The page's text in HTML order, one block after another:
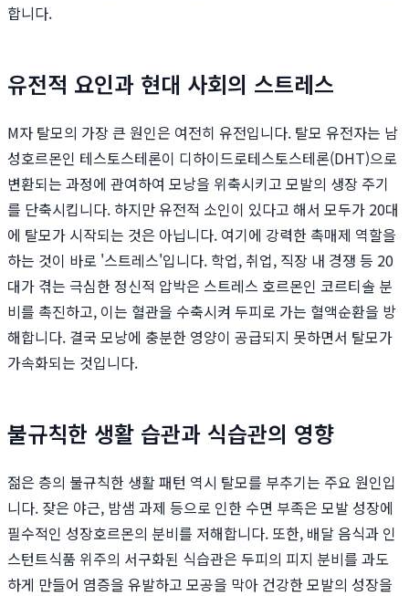
합니다.
유전적 요인과 현대 사회의 스트레스
M자 탈모의 가장 큰 원인은 여전히 유전입니다. 탈모 유전자는 남
성호르몬인 테스토스테론이 디하이드로테스토스테론(DHT)으로
변환되는 과정에 관여하여 모낭을 위축시키고 모발의 생장 주기
를 단축시킵니다. 하지만 유전적 소인이 있다고 해서 모두가 20대
에 탈모가 시작되는 것은 아닙니다. 여기에 강력한 촉매제 역할을
하는 것이 바로 '스트레스'입니다. 학업, 취업, 직장 내 경쟁 등 20
대가 겪는 극심한 정신적 압박은 스트레스 호르몬인 코르티솔 분
비를 촉진하고, 이는 혈관을 수축시켜 두피로 가는 혈액순환을 방
해합니다. 결국 모낭에 충분한 영양이 공급되지 못하면서 탈모가
가속화되는 것입니다.
불규칙한 생활 습관과 식습관의 영향
젊은 층의 불규칙한 생활 패턴 역시 탈모를 부추기는 주요 원인입
니다. 잦은 야근, 밤샘 과제 등으로 인한 수면 부족은 모발 성장에
필수적인 성장호르몬의 분비를 저해합니다. 또한, 배달 음식과 인
스턴트식품 위주의 서구화된 식습관은 두피의 피지 분비를 과도
하게 만들어 염증을 유발하고 모공을 막아 건강한 모발의 성장을